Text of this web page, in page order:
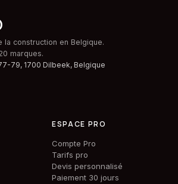
la construction en Belgique.
marques.
79, 1700 Dilbeek, Belgique
ESPACE PRO
Compte Pro
Tarifs pro
Devis personnalisé
Paiement 30 jours